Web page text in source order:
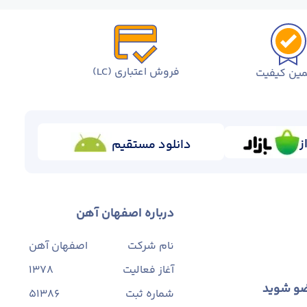
کیفیت فروش اعتباری (LC)
دانلود مستقیم
شوید
درباره اصفهان آهن
نام شرکت
اصفهان آهن
آغاز فعالیت
1378
شماره ثبت
۵۱۳۸۶